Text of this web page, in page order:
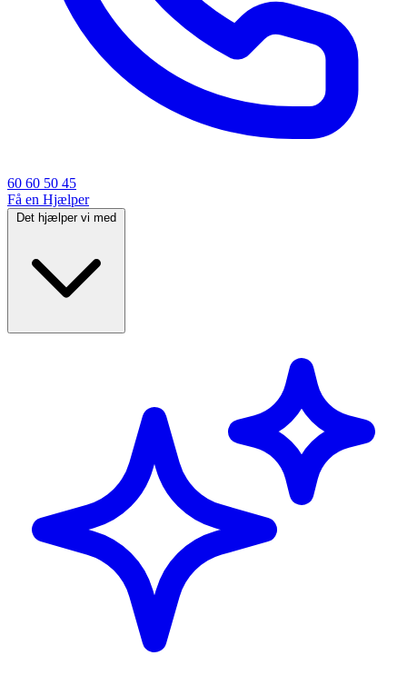
60 60 50 45
Få en Hjælper
Det hjælper vi med